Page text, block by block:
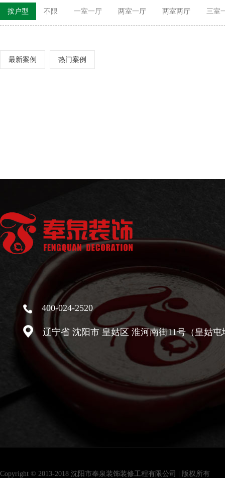
按户型 不限 一室一厅 两室一厅 两室两厅 三室
最新案例 热门案例
400-024-2520
辽宁省 沈阳市 皇姑区 淮河南街11号（皇姑
Copyright © 2013-2018 沈阳市奉泉装饰装修工程有限公司 | 版权所有